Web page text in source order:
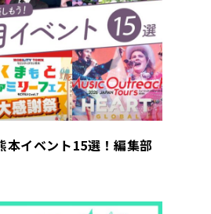
本イベント15選！編集部